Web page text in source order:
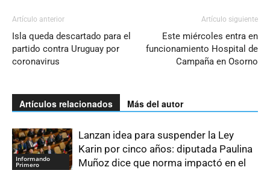
Artículo anterior
Isla queda descartado para el
partido contra Uruguay por
coronavirus
Artículo siguiente
Este miércoles entra en
funcionamiento Hospital de
Campaña en Osorno
Artículos relacionados Más del autor
Informando
Primero
Lanzan idea para suspender la Ley
Karin por cinco años: diputada Paulina
Muñoz dice que norma impactó en el